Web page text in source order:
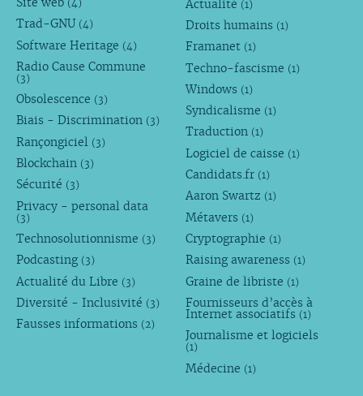
(4)
Trad-GNU (4)
Software Heritage (4)
Radio Cause Commune
(3)
Obsolescence (3)
Biais - Discrimination (3)
Rançongiciel (3)
Blockchain (3)
Sécurité (3)
Privacy - personal data
(3)
Technosolutionnisme (3)
Podcasting (3)
Actualité du Libre (3)
Diversité - Inclusivité (3)
Fausses informations (2)
Actualité (1)
Droits humains (1)
Framanet (1)
Techno-fascisme (1)
Windows (1)
Syndicalisme (1)
Traduction (1)
Logiciel de caisse (1)
Candidats.fr (1)
Aaron Swartz (1)
Métavers (1)
Cryptographie (1)
Raising awareness (1)
Graine de libriste (1)
Fournisseurs d’accès à
Internet associatifs (1)
Journalisme et logiciels
(1)
Médecine (1)